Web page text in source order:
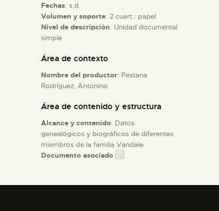
ESPAÑOL
Fechas: s.d.
Volumen y soporte: 2 cuart.: papel
Nivel de descripción: Unidad documental
simple
Área de contexto
Nombre del productor: Pestana
Rodríguez, Antonino
Área de contenido y estructura
Alcance y contenido: Datos
genealógicos y biográficos de diferentes
miembros de la familia Vandale.
Documento asociado